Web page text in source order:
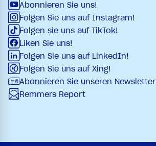
Abonnieren Sie uns!
Folgen Sie uns auf Instagram!
Folgen sie uns auf TikTok!
Liken Sie uns!
Folgen Sie uns auf LinkedIn!
Folgen Sie uns auf Xing!
Abonnieren Sie unseren Newsletter
Remmers Report